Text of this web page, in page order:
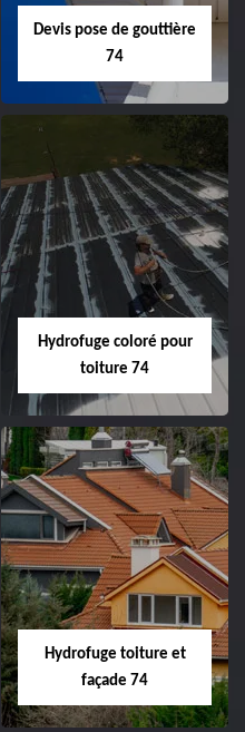
Devis pose de gouttière
74
Hydrofuge coloré pour
toiture 74
Hydrofuge toiture et
façade 74